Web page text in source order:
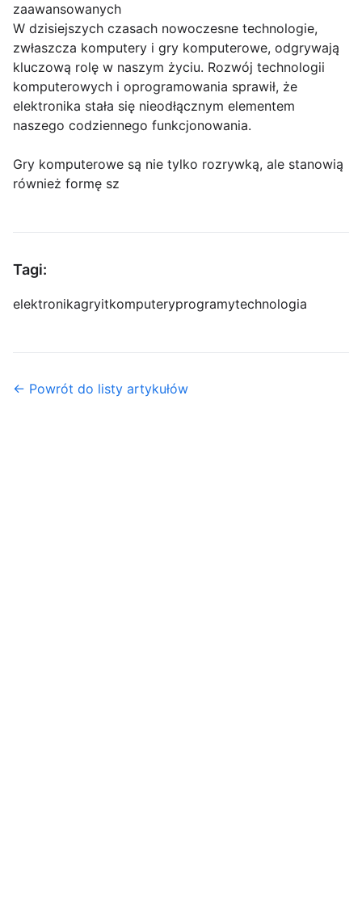
zaawansowanych
W dzisiejszych czasach nowoczesne technologie,
zwłaszcza komputery i gry komputerowe, odgrywają
kluczową rolę w naszym życiu. Rozwój technologii
komputerowych i oprogramowania sprawił, że
elektronika stała się nieodłącznym elementem
naszego codziennego funkcjonowania.
Gry komputerowe są nie tylko rozrywką, ale stanowią
również formę sz
Tagi:
elektronikagryitkomputeryprogramytechnologia
← Powrót do listy artykułów